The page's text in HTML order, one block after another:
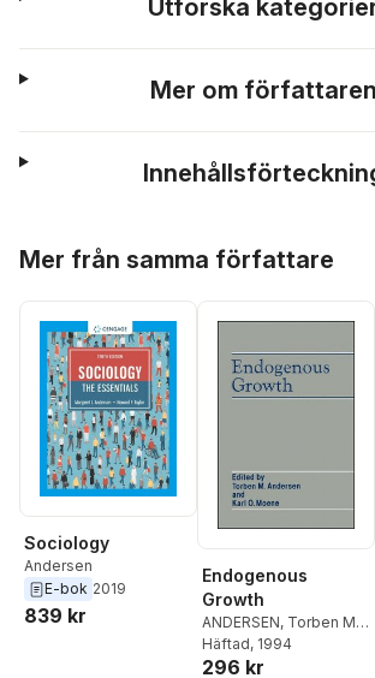
Utforska
Mer om författaren
Mer från samma författare
Sociology
Andersen
E-bok 2019
839 kr
Endogenous
Growth
ANDERSEN, Torben M.
Andersen,Karl-Ove
Moene
Häftad, 1994
296 kr